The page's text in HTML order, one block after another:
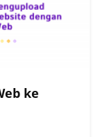
ke